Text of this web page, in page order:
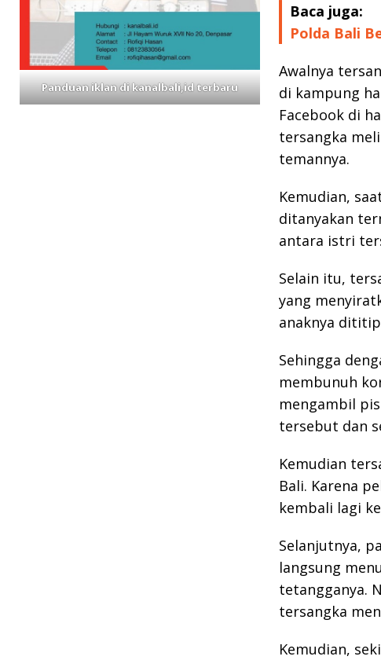
Baca juga:
Polda Bali
Awalnya
di kampung
Facebook di
tersangka
temannya.
Kemudian,
ditanyakan
antara istri
Selain itu,
yang
anaknya
Sehingga
membunuh
mengambil
tersebut dan
Kemudian
Bali. Karena
kembali lagi
Selanjutnya,
langsung
tetangganya.
tersangka
Kemudian,
Panduan iklan di kanalbali,id terbaru